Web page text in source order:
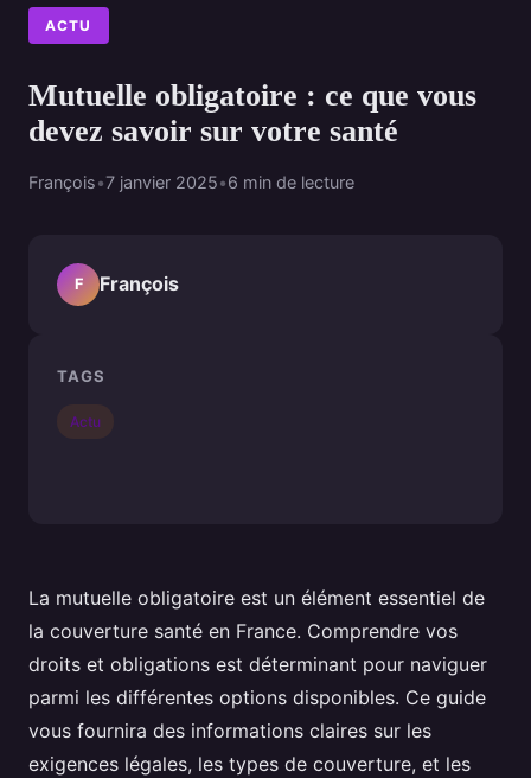
ACTU
Mutuelle obligatoire : ce que vous
devez savoir sur votre santé
François•7 janvier 2025•6 min de lecture
La mutuelle obligatoire est un élément essentiel de
la couverture santé en France. Comprendre vos
droits et obligations est déterminant pour naviguer
parmi les différentes options disponibles. Ce guide
vous fournira des informations claires sur les
exigences légales, les types de couverture, et les
F François
TAGS
Actu